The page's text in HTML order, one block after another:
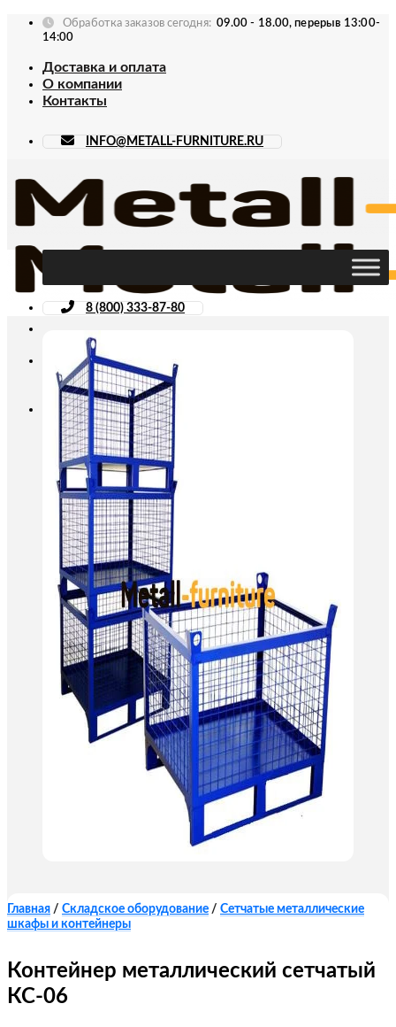
Skip
Обработка заказов сегодня: 09.00 - 18.00, перерыв 13:00-
14:00
Доставка и оплата
О компании
Контакты
INFO@METALL-FURNITURE.RU
Искать:
8 (800) 333-87-80
Главная / Складское оборудование / Сетчатые металлические
шкафы и контейнеры
Контейнер металлический сетчатый
КС-06